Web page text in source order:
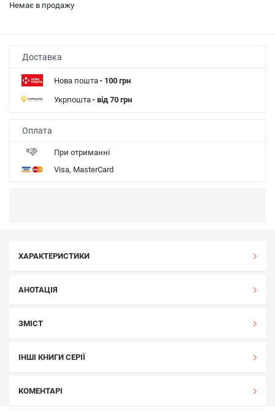
Немає в продажу
Доставка
Нова пошта- 100 грн
Укрпошта- від 70 грн
Оплата
При отриманні
Visa, MasterCard
ХАРАКТЕРИСТИКИ
АНОТАЦІЯ
ЗМІСТ
ІНШІ КНИГИ СЕРІЇ
КОМЕНТАРІ